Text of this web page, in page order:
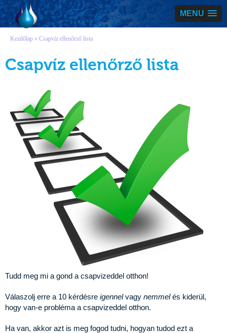
MENU
Vízmegoldás
Kezdőlap » Csapvíz ellenőrző lista
Csapvíz ellenőrző lista
Tudd meg mi a gond a csapvizeddel otthon!
Válaszolj erre a 10 kérdésre igennelvagy nemmelés kiderül,
hogy van-e probléma a csapvizeddel otthon.
Ha van, akkor azt is meg fogod tudni, hogyan tudod ezt a